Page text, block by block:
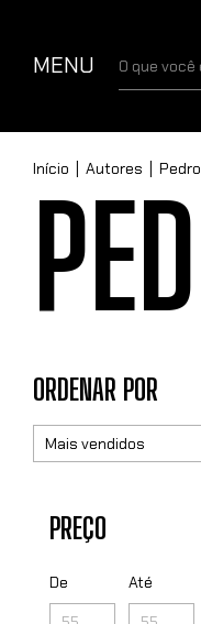
MENU
Início Autores
ORDENAR POR
PREÇO
De Até